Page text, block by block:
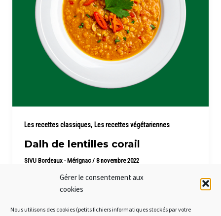
Gérer le consentement aux
cookies
Nous utilisons des cookies (petits fichiers informatiques stockés par votre
Les recettes classiques, Les recettes végétariennes
Dalh de lentilles corail
SIVU Bordeaux - Mérignac / 8 novembre 2022
Les lentilles corail sont riches en fibres et pauvres en